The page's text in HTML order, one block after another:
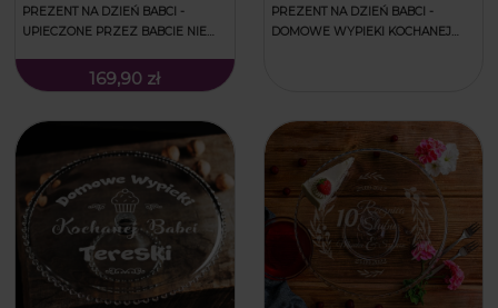
PREZENT NA DZIEŃ BABCI -
UPIECZONE PRZEZ BABCIE NIE
169,90 zł
PREZENT NA DZIEŃ BABCI -
DOMOWE WYPIEKI KOCHANEJ